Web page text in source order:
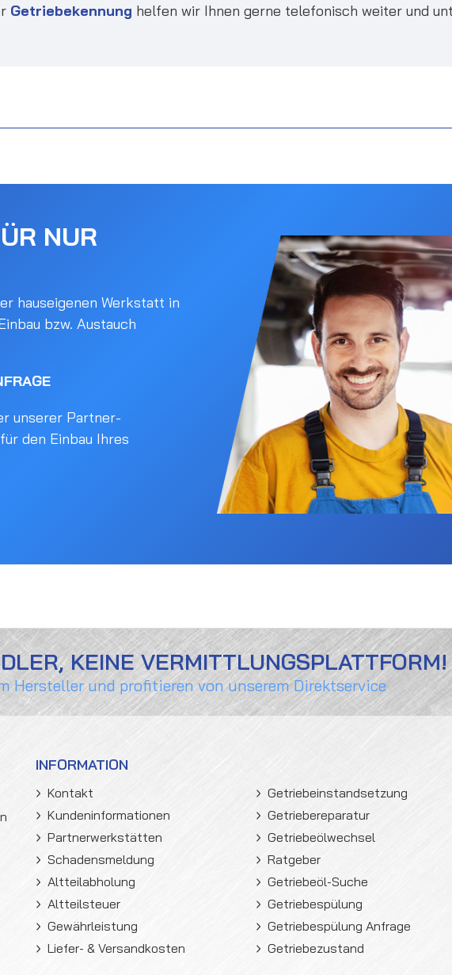
Getriebekennung helfen wir Ihnen gerne telefonisch weiter und
NUR
hauseigenen Werkstatt in
bzw. Austauch
unserer Partner-
den Einbau Ihres
KEINE VERMITTLUNGSPLATTFORM!
Hersteller und profitieren von unserem Direktservice
INFORMATION
Kontakt
Kundeninformationen
Partnerwerkstätten
Schadensmeldung
Altteilabholung
Altteilsteuer
Gewährleistung
Liefer- & Versandkosten
Getriebeinstandsetzung
Getriebereparatur
Getriebeölwechsel
Ratgeber
Getriebeöl-Suche
Getriebespülung
Getriebespülung Anfrage
Getriebezustand